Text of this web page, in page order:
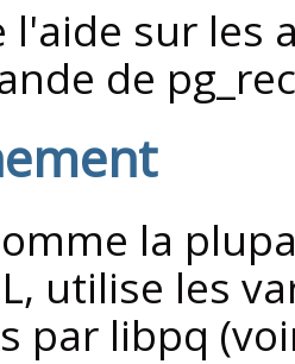
l'aide sur les
de
la
, utilise les
par libpq